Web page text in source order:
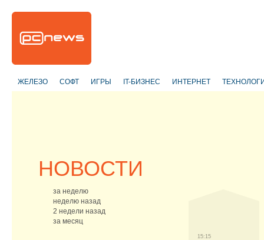
ЖЕЛЕЗО СОФТ ИГРЫ IT-БИЗНЕС ИНТЕРНЕТ
НОВОСТИ
за неделю
неделю назад
2 недели назад
за месяц
15:15